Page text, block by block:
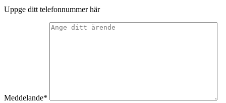
Uppge ditt telefonnummer här
Meddelande*